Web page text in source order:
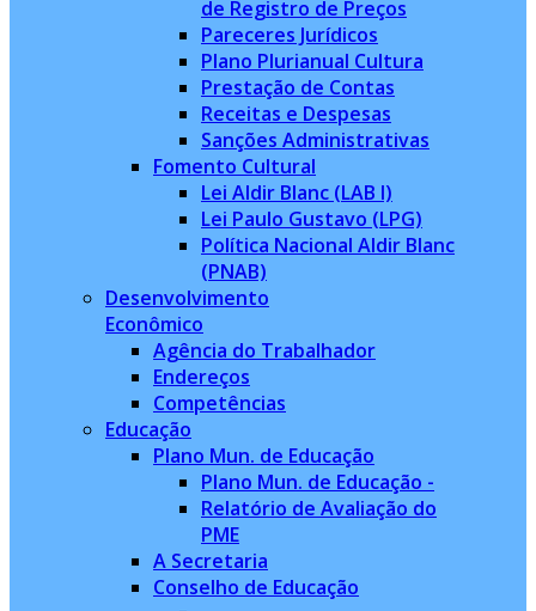
de Registro de Preços
Pareceres Jurídicos
Plano Plurianual Cultura
Prestação de Contas
Receitas e Despesas
Sanções Administrativas
Fomento Cultural
Lei Aldir Blanc (LAB I)
Lei Paulo Gustavo (LPG)
Política Nacional Aldir Blanc
(PNAB)
Desenvolvimento
Econômico
Agência do Trabalhador
Endereços
Competências
Educação
Plano Mun. de Educação
Plano Mun. de Educação -
Relatório de Avaliação do
PME
A Secretaria
Conselho de Educação